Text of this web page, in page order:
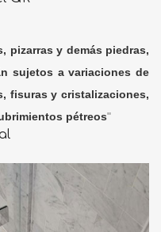
pizarras y demás piedras,
sujetos a variaciones de
fisuras y cristalizaciones,
pétreos"